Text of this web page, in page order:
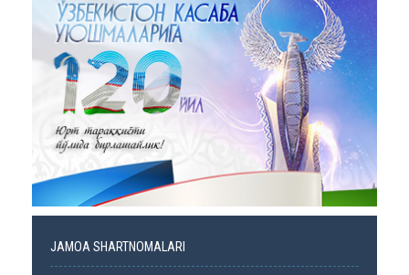
JAMOA SHARTNOMALARI